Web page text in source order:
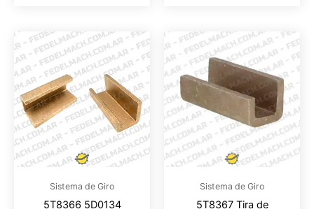
Sistema de Giro
5T8366 5D0134
Sistema de Giro
5T8367 Tira de